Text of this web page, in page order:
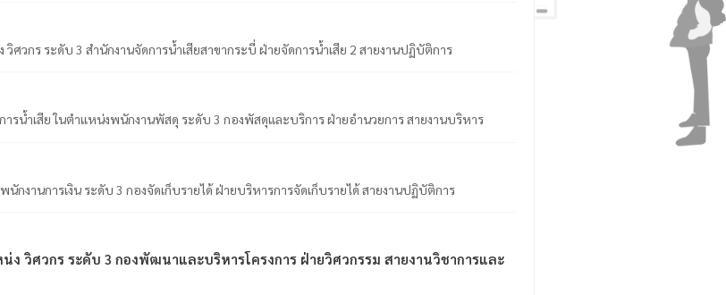
กร ระดับ 3 สำนักงานจัดการน้ำเสียสาขากระบี่ ฝ่ายจัดการน้ำเสีย 2 สายงานปฏิบัติการ
รน้ำเสีย ในตำแหน่งพนักงานพัสดุ ระดับ 3 กองพัสดุและบริการ ฝ่ายอำนวยการ สายงานบริหาร
านการเงิน ระดับ 3 กองจัดเก็บรายได้ ฝ่ายบริหารการจัดเก็บรายได้ สายงานปฏิบัติการ
วิศวกร ระดับ 3 กองพัฒนาและบริหารโครงการ ฝ่ายวิศวกรรม สายงานวิชาการและ